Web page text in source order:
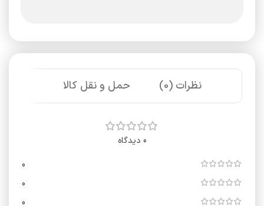
نظرات (0) حمل و نقل کالا
0 دیدگاه
0
0
0